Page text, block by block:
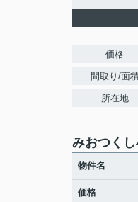
価格
間取り/面
所在地
みおつく
物件名
価格